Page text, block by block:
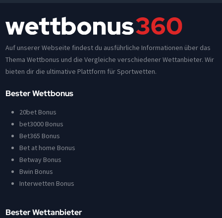
Auf unserer Webseite findest du ausführliche Informationen über das
Thema Wettbonus und die Vergleiche verschiedener Wettanbieter. Wir
bieten dir die ultimative Plattform für Sportwetten.
Bester Wettbonus
20bet Bonus
bet3000 Bonus
Bet365 Bonus
Bet at home Bonus
Betway Bonus
Bwin Bonus
Interwetten Bonus
Bester Wettanbieter